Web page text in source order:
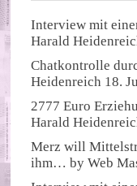
Interview mit
Harald
Chatkontrolle
Heidenreich 18.
2777 Euro
Harald
Merz will
ihm… byWeb